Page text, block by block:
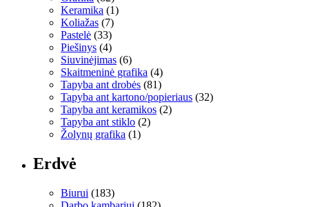
Keramika (1)
Koliažas (7)
Pastelė (33)
Piešinys (4)
Siuvinėjimas (6)
Skaitmeninė grafika (4)
Tapyba ant drobės (81)
Tapyba ant kartono/popieriaus (32)
Tapyba ant keramikos (2)
Tapyba ant stiklo (2)
Žolynų grafika (1)
Erdvė
Biurui (183)